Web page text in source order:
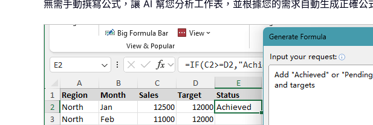
無需手動撰寫公式，讓 AI 幫您分析工作表，並根據您的需求自動生成正確公